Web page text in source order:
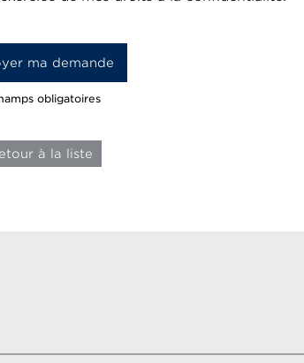
obligatoires
à la liste